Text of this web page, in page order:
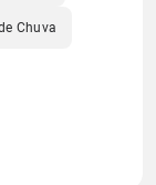
Chuva